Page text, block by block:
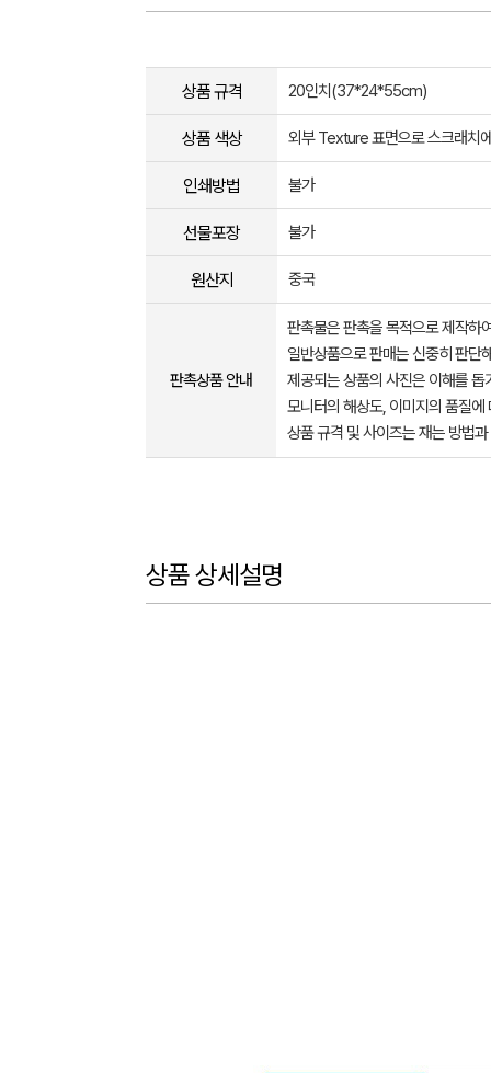
상품 규격 20인치(37*24*55cm)
상품 색상 외부 Texture 표면으로 스크래치
인쇄방법 불가
선물포장 불가
원산지 중국
판촉상품 안내
판촉물은 판촉을 목적으로 제작하
일반상품으로 판매는 신중히 판단
제공되는 상품의 사진은 이해를
모니터의 해상도, 이미지의 품질
상품 규격 및 사이즈는 재는 방법
상품 상세설명